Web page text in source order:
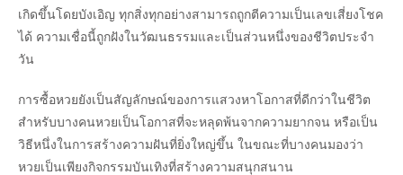
เกิดขึ้นโดยบังเอิญ ทุกสิ่งทุกอย่างสามารถถูกตีความเป็นเลขเสี่ยงโชค
ได้ ความเชื่อนี้ถูกฝังในวัฒนธรรมและเป็นส่วนหนึ่งของชีวิตประจำ
วัน
การซื้อหวยยังเป็นสัญลักษณ์ของการแสวงหาโอกาสที่ดีกว่าในชีวิต
สำหรับบางคนหวยเป็นโอกาสที่จะหลุดพ้นจากความยากจน หรือเป็น
วิธีหนึ่งในการสร้างความฝันที่ยิ่งใหญ่ขึ้น ในขณะที่บางคนมองว่า
หวยเป็นเพียงกิจกรรมบันเทิงที่สร้างความสนุกสนาน